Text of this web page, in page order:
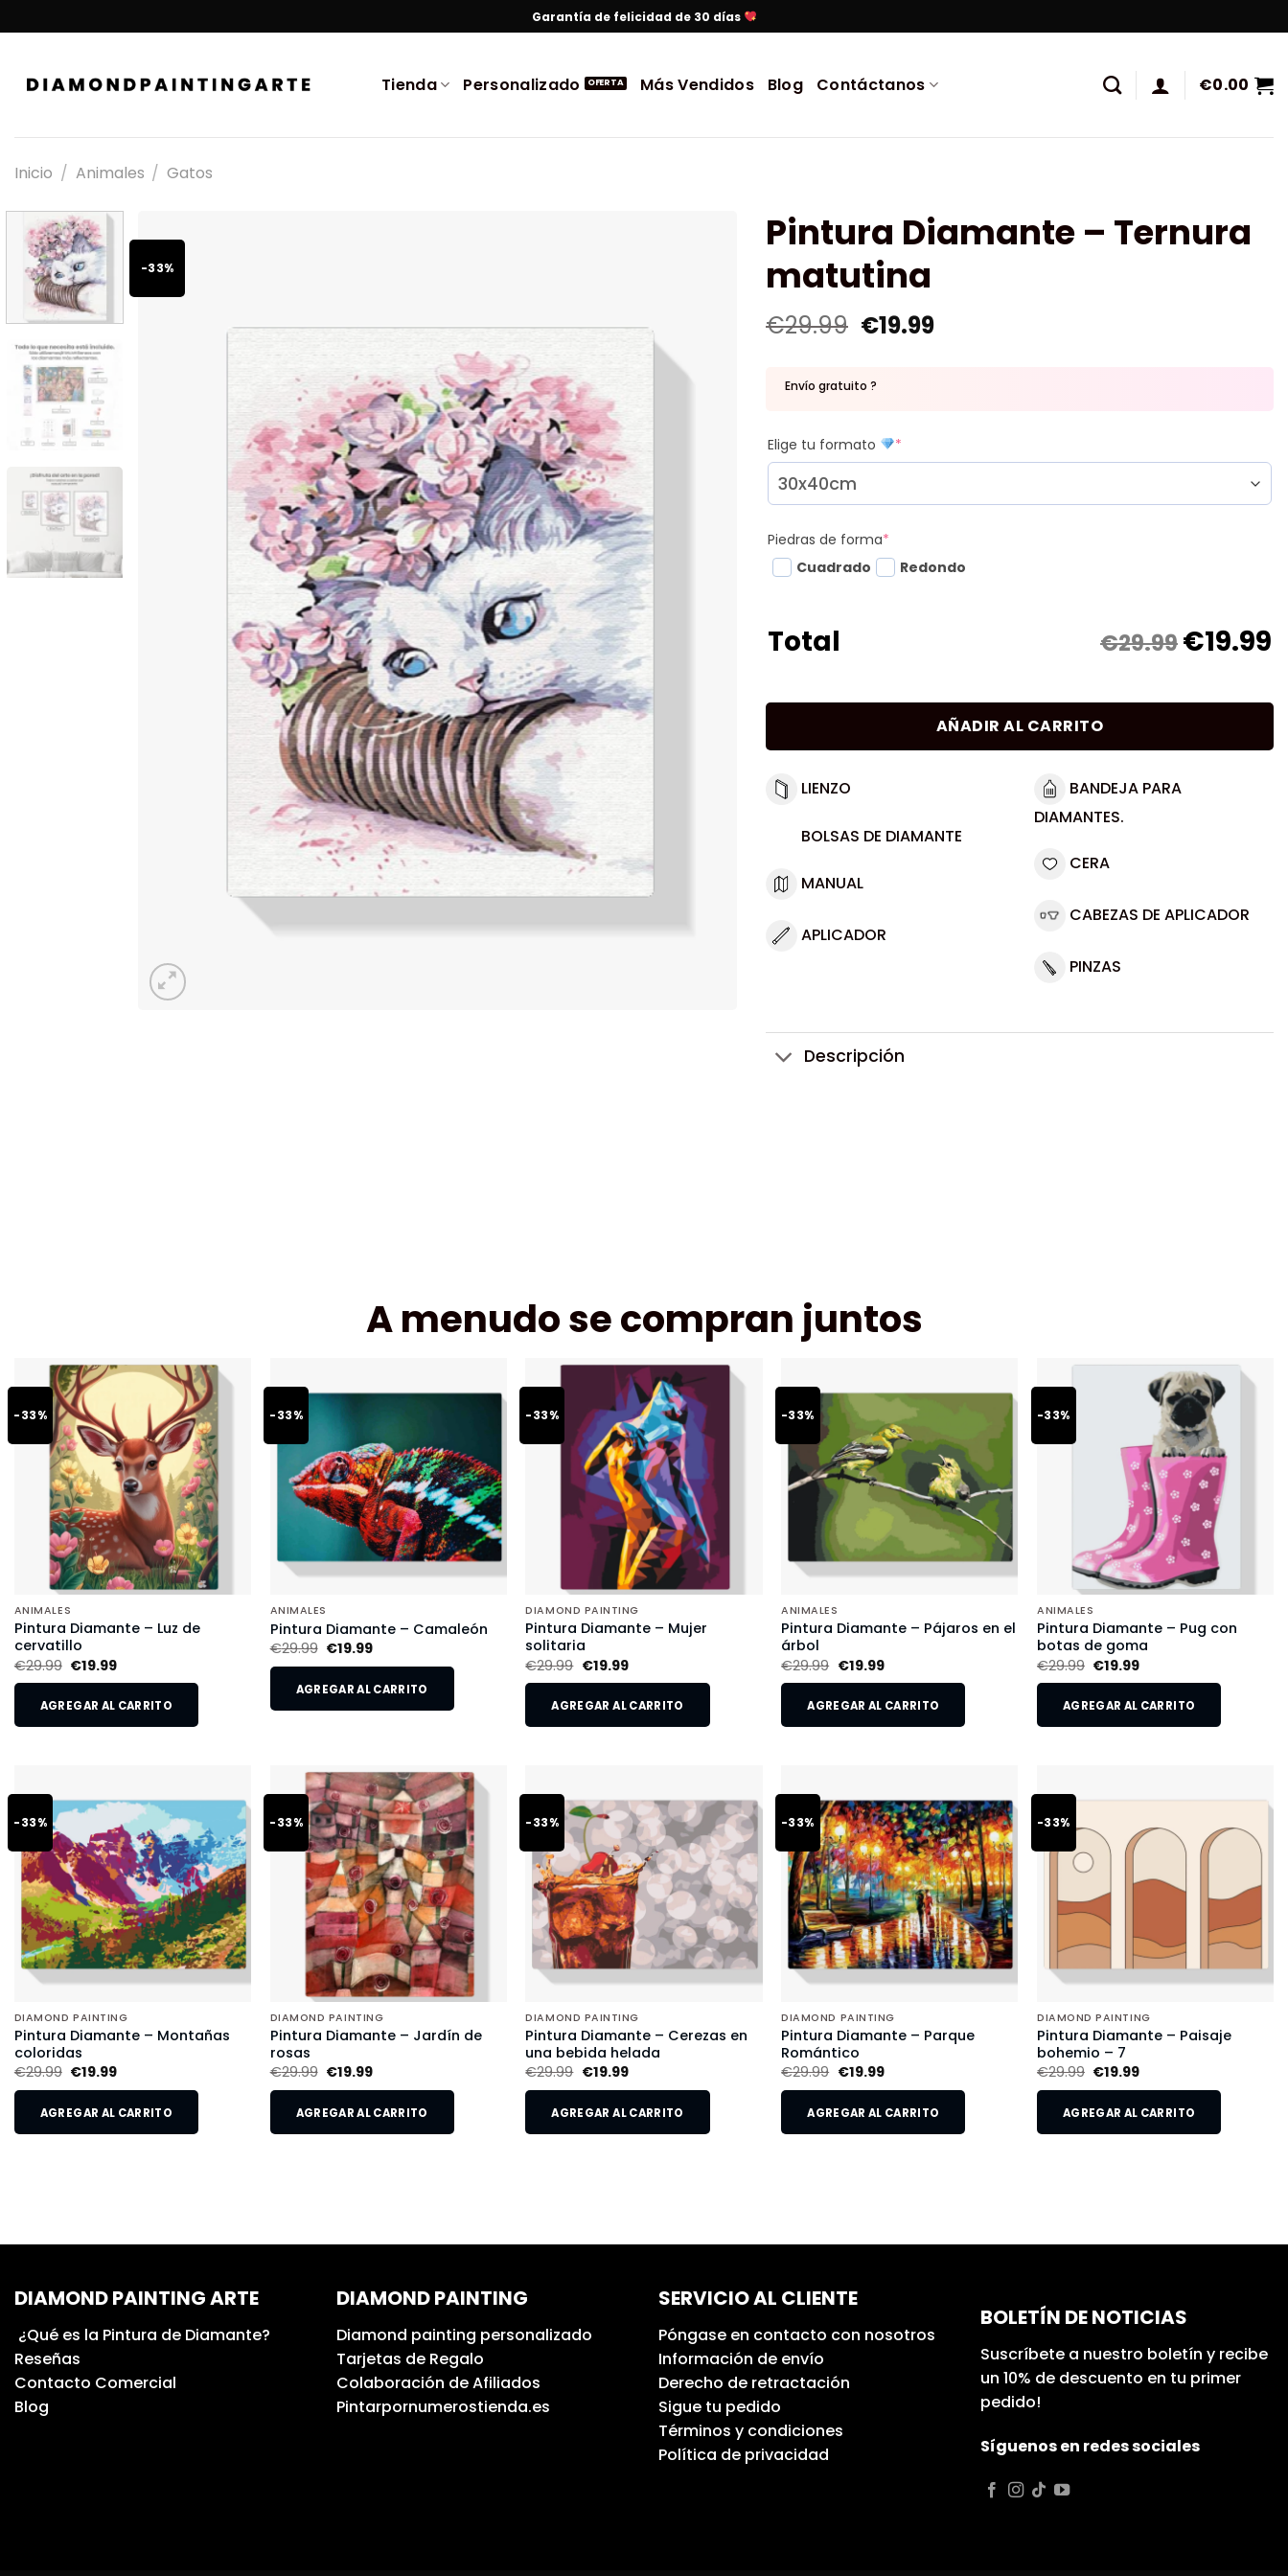
Garantía de felicidad de 30 días
Tienda Personalizado Más Vendidos Blog Contáctanos €0.00
Inicio / Animales / Gatos
-33%
Pintura Diamante – Ternura
matutina
€29.99 €19.99
Envío gratuito ?
Elige tu formato *
Piedras de forma*
Cuadrado
Redondo
Total €29.99€19.99
AÑADIR AL CARRITO
LIENZO
BOLSAS DE DIAMANTE
MANUAL
APLICADOR
BANDEJA PARA
DIAMANTES.
CERA
CABEZAS DE APLICADOR
PINZAS
Descripción
A menudo se compran juntos
-33%
ANIMALES
Pintura Diamante – Luz de
cervatillo
€29.99 €19.99
AGREGAR AL CARRITO
-33%
ANIMALES
Pintura Diamante – Camaleón
€29.99 €19.99
AGREGAR AL CARRITO
-33%
DIAMOND PAINTING
Pintura Diamante – Mujer
solitaria
€29.99 €19.99
AGREGAR AL CARRITO
-33%
ANIMALES
Pintura Diamante – Pájaros en el
árbol
€29.99 €19.99
AGREGAR AL CARRITO
-33%
ANIMALES
Pintura Diamante – Pug con
botas de goma
€29.99 €19.99
AGREGAR AL CARRITO
-33%
DIAMOND PAINTING
Pintura Diamante – Montañas
coloridas
€29.99 €19.99
AGREGAR AL CARRITO
-33%
DIAMOND PAINTING
Pintura Diamante – Jardín de
rosas
€29.99 €19.99
AGREGAR AL CARRITO
-33%
DIAMOND PAINTING
Pintura Diamante – Cerezas en
una bebida helada
€29.99 €19.99
AGREGAR AL CARRITO
-33%
DIAMOND PAINTING
Pintura Diamante – Parque
Romántico
€29.99 €19.99
AGREGAR AL CARRITO
-33%
DIAMOND PAINTING
Pintura Diamante – Paisaje
bohemio – 7
€29.99 €19.99
AGREGAR AL CARRITO
DIAMOND PAINTING ARTE
¿Qué es la Pintura de Diamante?
Reseñas
Contacto Comercial
Blog
DIAMOND PAINTING
Diamond painting personalizado
Tarjetas de Regalo
Colaboración de Afiliados
Pintarpornumerostienda.es
SERVICIO AL CLIENTE
Póngase en contacto con nosotros
Información de envío
Derecho de retractación
Sigue tu pedido
Términos y condiciones
Política de privacidad
BOLETÍN DE NOTICIAS
Suscríbete a nuestro boletín y recibe
un 10% de descuento en tu primer
pedido!
Síguenos en redes sociales